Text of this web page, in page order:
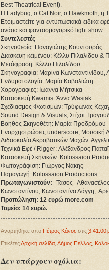
Best Theatrical Event).
Η Ladybug, ο Cat Noir, ο Hawkmoth, η
Ετοιμαστείτε για εντυπωσιακά ειδικά
ανάσα και φαντασμαγορικό light show.
Συντελεστές
Σκηνοθεσία: Παναγιώτης Κουντουράς
Διασκευή κειμένου: Κέλλυ Πιλαλίδου &
Μετάφραση: Κέλλυ Πιλαλίδου
Σκηνογραφία: Μαρίνα Κωνσταντινίδου,
Ενδυματολογία: Μαρία Καβαλιώτη
Χορογραφίες: Ιωάννα Μήτσικα
Κατασκευή Kwamis: Άννα Wasiak
Σχεδιασμός Φωτισμών: Τρύφωνας
Sound Design & Visuals, Στίχοι
Βοηθός Σκηνοθέτη: Μαρία Προδρόμου
Ενορχηστρώσεις underscore, Μουσική
Διδασκαλία Ακροβατικών Μαχών:
Τεχνικά Εφέ / Rigger: Αλέξανδρος
Κατασκευή Σκηνικών: Kolossaion
Φωτογράφιση: Γιώργος Νάκης
Παραγωγή: Kolossaion Productions
Πρωταγωνιστούν: Τάσος
Κωνσταντίνου, Κωνσταντίνα Λάγγη,
Προπώληση: 12 ευρώ more.com
Ταμείο: 14 ευρώ.
Αναρτήθηκε από Πέτρος Κάνος στις 3:41:00
ΕτικέτεςΑρχική σελίδα Δήμος Πέλλας
Δεν υπάρχουν σχόλια: